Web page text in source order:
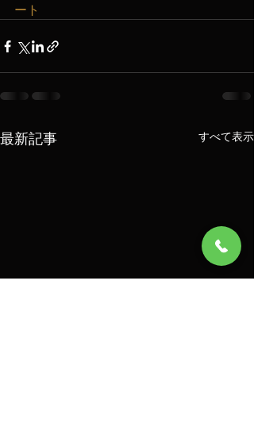
ート
最新記事 すべて表示